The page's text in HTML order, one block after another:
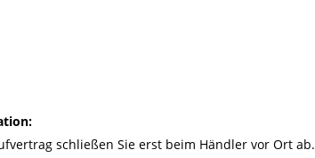
schließen Sie erst beim Händler vor Ort ab.